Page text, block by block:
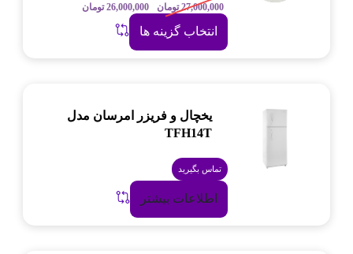
27,000,000 تومان 26,000,000 تومان
انتخاب گزینه ها
یخچال و فریزر امرسان مدل
TFH14T
تماس بگیرید
اطلاعات بیشتر